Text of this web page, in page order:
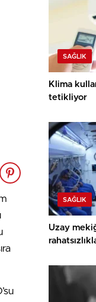
SAĞLIK
Klima
tetikliyor
SAĞLIK
Uzay